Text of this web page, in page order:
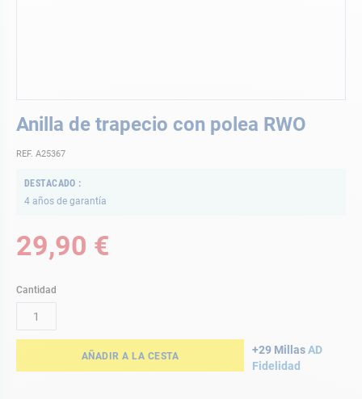
Anilla de trapecio con polea RWO
REF. A25367
DESTACADO
4 años de garantía
29,90 €
Cantidad
AÑADIR A LA CESTA +29 MillasAD
Fidelidad
al
de
galería
de